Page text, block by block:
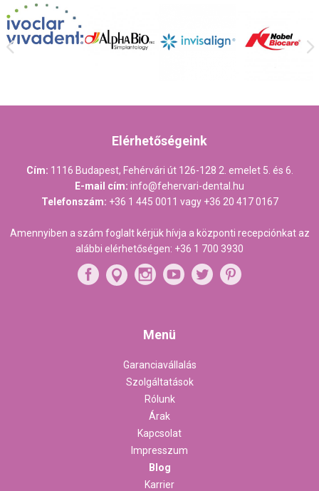
Elérhetőségeink
Cím: 1116 Budapest, Fehérvári út 126-128 2. emelet 5. és 6.
E-mail cím: info@fehervari-dental.hu
Telefonszám: +36 1 445 0011 vagy +36 20 417 0167
Amennyiben a szám foglalt kérjük hívja a központi recepciónkat az
alábbi elérhetőségen: +36 1 700 3930
Menü
Garanciavállalás
Szolgáltatások
Rólunk
Árak
Kapcsolat
Impresszum
Blog
Karrier